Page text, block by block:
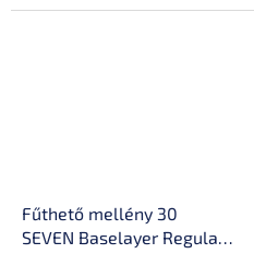
Fűthető mellény 30
SEVEN Baselayer Regular